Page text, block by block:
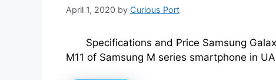
April 1, 2020 by Curious Port
Specifications and Price Samsung
M11 of Samsung M series smartphone in